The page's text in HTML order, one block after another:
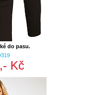
do pasu.
Kč